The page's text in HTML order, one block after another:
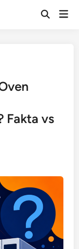
Open
Fakta vs